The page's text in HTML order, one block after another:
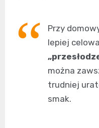
Przy
lepiej
można
trudniej
smak.